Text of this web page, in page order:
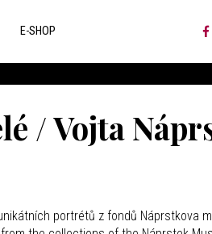
E-SHOP
/ Vojta
portrétů z fondů Náprstkova